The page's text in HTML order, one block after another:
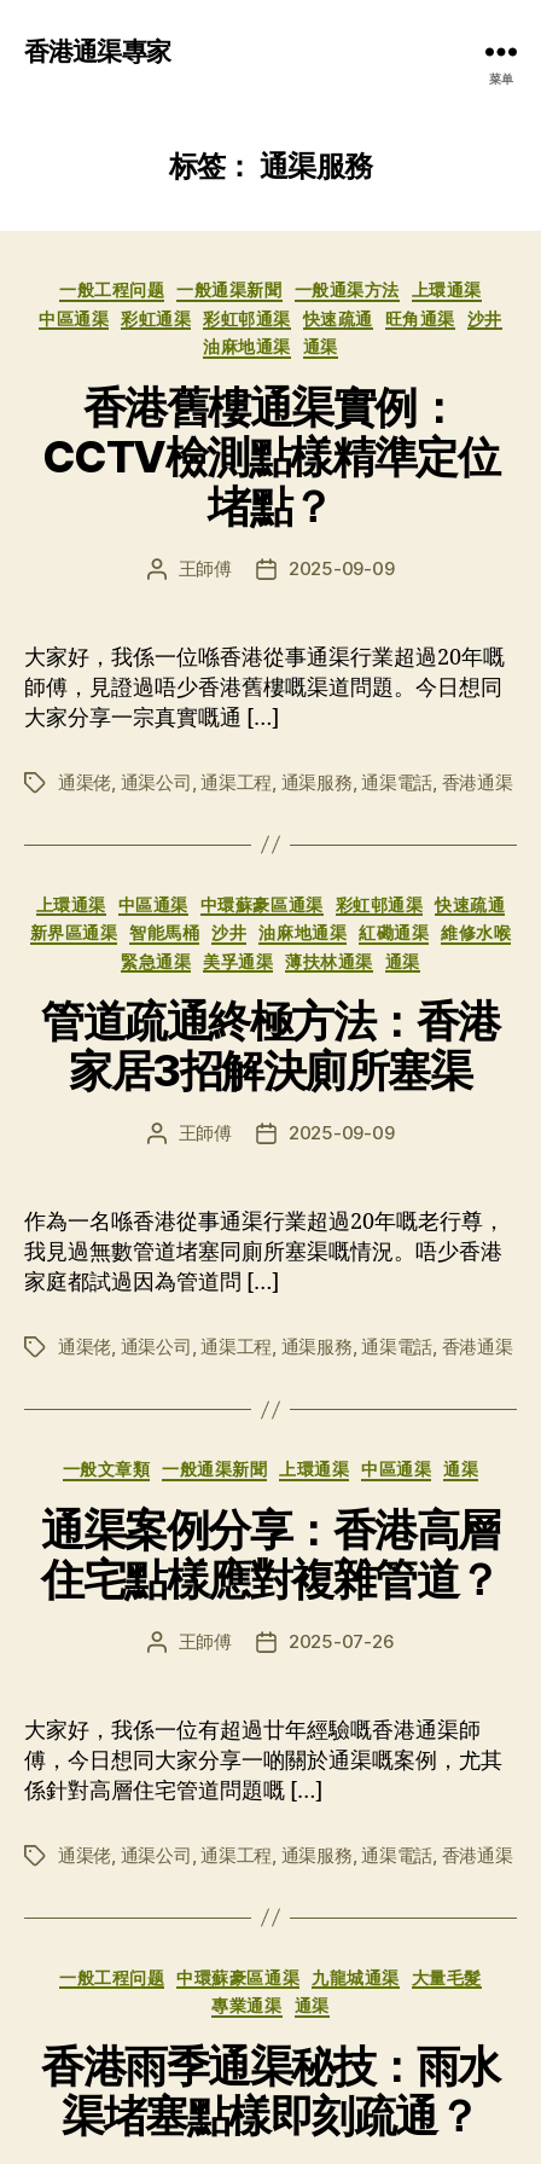
香港通渠專家
菜单
标签： 通渠服務
分
类
一般工程问题 一般通渠新聞 一般通渠方法
上環通渠
中區通渠 彩虹通渠 彩虹邨通渠 快速疏通 旺角通渠
沙井
油麻地通渠
通渠
香港舊樓通渠實例：
CCTV檢測點樣精準定位
堵點？
文 王師傅
发
期
2025-09-09
大家好，我係一位喺香港從事通渠行業超過20年嘅
師傅，見證過唔少香港舊樓嘅渠道問題。今日想同
大家分享一宗真實嘅通 […]
标
通渠佬 通渠公司 ,通渠工程 通渠服務 ,通渠電話 香港通渠
分
类
上環通渠 中區通渠 中環蘇豪區通渠 彩虹邨通渠 快速疏通
新界區通渠
智能馬桶 沙井 油麻地通渠 紅磡通渠 維修水喉
緊急通渠 美孚通渠 薄扶林通渠 通渠
管道疏通終極方法：香港
家居3招解決廁所塞渠
文
者
王師傅
发
期
2025-09-09
作為一名喺香港從事通渠行業超過20年嘅老行尊，
我見過無數管道堵塞同廁所塞渠嘅情況。唔少香港
家庭都試過因為管道問 […]
标
通渠佬, 通渠公司,通渠工程, 通渠服務,通渠電話, 香港通渠
分
一般文章類 一般通渠新聞 上環通渠 中區通渠 通渠
通渠案例分享：香港高層
住宅點樣應對複雜管道？
文 王師傅
发
期
2025-07-26
大家好，我係一位有超過廿年經驗嘅香港通渠師
傅，今日想同大家分享一啲關於通渠嘅案例，尤其
係針對高層住宅管道問題嘅 […]
标
通渠佬 通渠公司 ,通渠工程 通渠服務 ,通渠電話 香港通渠
分
类
一般工程问题 中環蘇豪區通渠 九龍城通渠
大量毛髮
專業通渠
通渠
香港雨季通渠秘技：雨水
渠堵塞點樣即刻疏通？